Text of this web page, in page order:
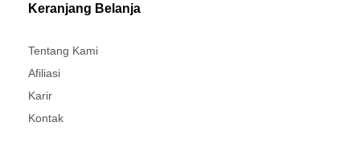
Keranjang Belanja
Tentang Kami
Afiliasi
Karir
Kontak